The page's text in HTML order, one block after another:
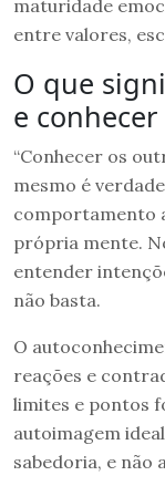
maturidade
entre valores,
O que
e
“Conhecer os
mesmo é
comportamento
própria mente.
entender
não basta.
O
reações e
limites e pontos
autoimagem
sabedoria, e não